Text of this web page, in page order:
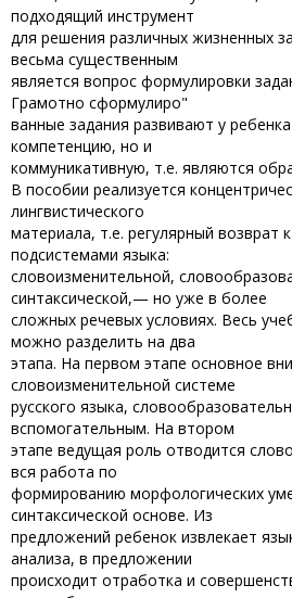
подходящий инструмент
для решения различных жизненных
весьма существенным
является вопрос формулировки
Грамотно сформулиро"
ванные задания развивают у
компетенцию, но и
коммуникативную, т.е. являются
В пособии реализуется
лингвистического
материала, т.е. регулярный возврат
подсистемами языка:
словоизменительной,
синтаксической,— но уже в более
сложных речевых условиях. Весь
можно разделить на два
этапа. На первом этапе основное
словоизменительной системе
русского языка,
вспомогательным. На втором
этапе ведущая роль отводится
вся работа по
формированию морфологических
синтаксической основе. Из
предложений ребенок извлекает
анализа, в предложении
происходит отработка и